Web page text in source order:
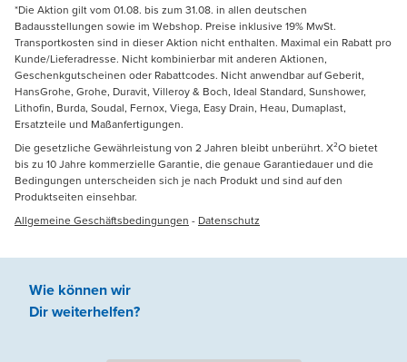
*Die Aktion gilt vom 01.08. bis zum 31.08. in allen deutschen
Badausstellungen sowie im Webshop. Preise inklusive 19% MwSt.
Transportkosten sind in dieser Aktion nicht enthalten. Maximal ein Rabatt pro
Kunde/Lieferadresse. Nicht kombinierbar mit anderen Aktionen,
Geschenkgutscheinen oder Rabattcodes. Nicht anwendbar auf Geberit,
HansGrohe, Grohe, Duravit, Villeroy & Boch, Ideal Standard, Sunshower,
Lithofin, Burda, Soudal, Fernox, Viega, Easy Drain, Heau, Dumaplast,
Ersatzteile und Maßanfertigungen.
Die gesetzliche Gewährleistung von 2 Jahren bleibt unberührt. X²O bietet
bis zu 10 Jahre kommerzielle Garantie, die genaue Garantiedauer und die
Bedingungen unterscheiden sich je nach Produkt und sind auf den
Produktseiten einsehbar.
Allgemeine Geschäftsbedingungen - Datenschutz
Wie können wir
Dir weiterhelfen?